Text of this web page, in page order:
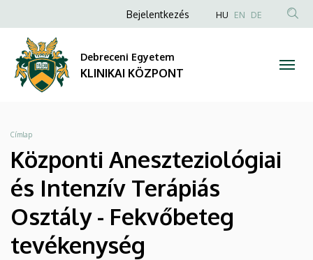
Aneszteziológiai
és
Intenzív
Terápiás
Osztály
Fekvőbeteg
tevékenység
a
tartalomra
Anonim
fiók
menüje
Bejelentkezés HU EN DE
Debreceni Egyetem
KLINIKAI KÖZPONT
Morzsa
Címlap
Központi Aneszteziológiai
és Intenzív Terápiás
Osztály - Fekvőbeteg
tevékenység